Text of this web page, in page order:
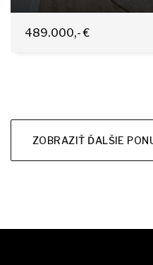
Trnavská cesta 25,
489.000,- €
ZOBRAZIŤ ĎALŠIE